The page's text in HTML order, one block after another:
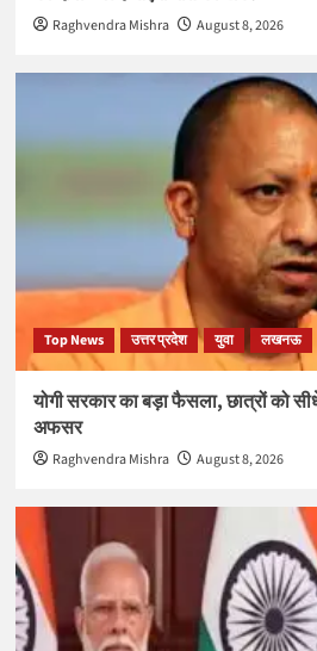
Raghvendra Mishra August 8, 2026
Top News उत्तर प्रदेश युवा लखनऊ
योगी सरकार का बड़ा फैसला, छात्रों को
अफसर
Raghvendra Mishra August 8, 2026